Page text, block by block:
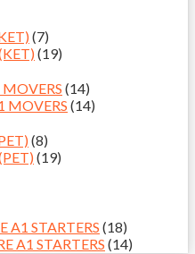
(7)
(19)
MOVERS (14)
MOVERS (14)
(8)
(19)
A1 STARTERS (18)
A1 STARTERS (14)